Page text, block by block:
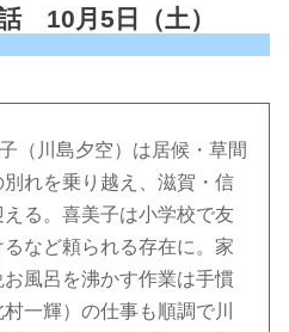
10月5日（土）
（川島夕空）は居候・草間
別れを乗り越え、滋賀・信
る。喜美子は小学校で友
など頼られる存在に。家
風呂を沸かす作業は手慣
一輝）の仕事も順調で川